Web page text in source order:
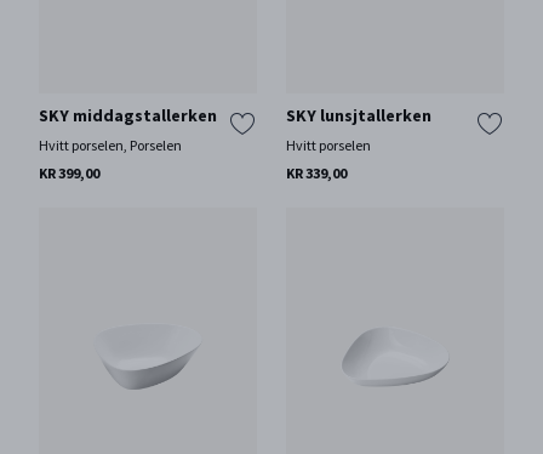
SKY middagstallerken
Hvitt porselen, Porselen
KR 399,00
SKY lunsjtallerken
Hvitt porselen
KR 339,00